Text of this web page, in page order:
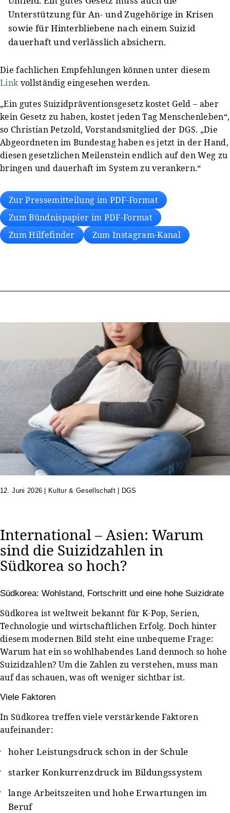
Unterstützung für An- und Zugehörige in Krisen
sowie für Hinterbliebene nach einem Suizid
dauerhaft und verlässlich absichern.
Die fachlichen Empfehlungen können unter diesem
Linkvollständig eingesehen werden.
„Ein gutes Suizidpräventionsgesetz kostet Geld – aber
kein Gesetz zu haben, kostet jeden Tag Menschenleben“,
so Christian Petzold, Vorstandsmitglied der DGS. „Die
Abgeordneten im Bundestag haben es jetzt in der Hand,
diesen gesetzlichen Meilenstein endlich auf den Weg zu
bringen und dauerhaft im System zu verankern.“
Zur Pressemitteilung im PDF-Format
Zum Bündnispapier im PDF-Format
Zum Hilfefinder
Zum Instagram-Kanal
12. Juni 2026 Kultur & Gesellschaft | DGS
International – Asien: Warum
sind die Suizidzahlen in
Südkorea so hoch?
Südkorea: Wohlstand, Fortschritt und eine hohe Suizidrate
Südkorea ist weltweit bekannt für K-Pop, Serien,
Technologie und wirtschaftlichen Erfolg. Doch hinter
diesem modernen Bild steht eine unbequeme Frage:
Warum hat ein so wohlhabendes Land dennoch so hohe
Suizidzahlen? Um die Zahlen zu verstehen, muss man
auf das schauen, was oft weniger sichtbar ist.
Viele Faktoren
In Südkorea treffen viele verstärkende Faktoren
aufeinander:
hoher Leistungsdruck schon in der Schule
starker Konkurrenzdruck im Bildungssystem
lange Arbeitszeiten und hohe Erwartungen im
Beruf